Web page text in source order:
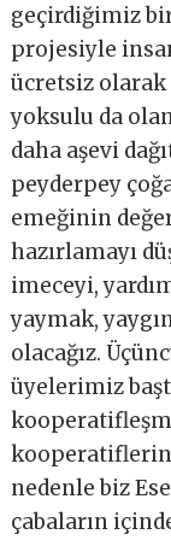
geçirdiğimiz
projesiyle
ücretsiz olarak
yoksulu da
daha aşevi
peyderpey
emeğinin
hazırlamayı
imeceyi,
yaymak,
olacağız.
üyelerimiz
kooperatiflerin
nedenle biz
çabaların